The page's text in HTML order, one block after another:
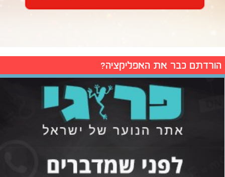
הורדתם כבר את האפליקציה?